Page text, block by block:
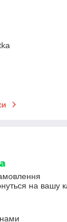
на вашу